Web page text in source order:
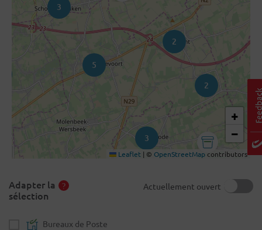
Adapter la
sélection
Actuellement ouvert
Bureaux de Poste
2
2
3
5
3
+
−
Leaflet | © OpenStreetMap contributors